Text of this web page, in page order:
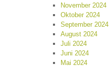
November 2024
Oktober 2024
September 2024
August 2024
Juli 2024
Juni 2024
Mai 2024